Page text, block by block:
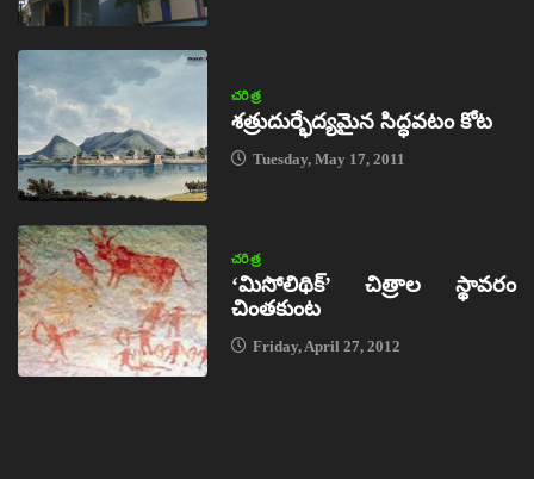
చరిత్ర
శత్రుదుర్భేద్యమైన సిద్ధవటం కోట
Tuesday, May 17, 2011
చరిత్ర
‘మిసోలిథిక్‌’ చిత్రాల స్థావరం
చింతకుంట
Friday, April 27, 2012